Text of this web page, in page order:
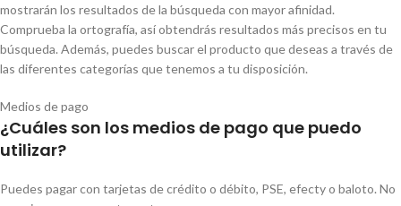
mostrarán los resultados de la búsqueda con mayor afinidad.
Comprueba la ortografía, así obtendrás resultados más precisos en tu
búsqueda. Además, puedes buscar el producto que deseas a través de
las diferentes categorías que tenemos a tu disposición.
Medios de pago
¿Cuáles son los medios de pago que puedo
utilizar?
Puedes pagar con tarjetas de crédito o débito, PSE, efecty o baloto. No